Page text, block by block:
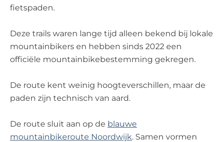
fietspaden.
Deze trails waren lange tijd alleen bekend bij lokale
mountainbikers en hebben sinds 2022 een
officiële mountainbikebestemming gekregen.
De route kent weinig hoogteverschillen, maar de
paden zijn technisch van aard.
De route sluit aan op de blauwe
mountainbikeroute Noordwijk. Samen vormen